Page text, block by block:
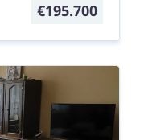
€195.700